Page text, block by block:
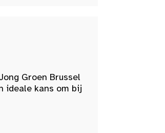
Groen Brussel
ideale kans om bij